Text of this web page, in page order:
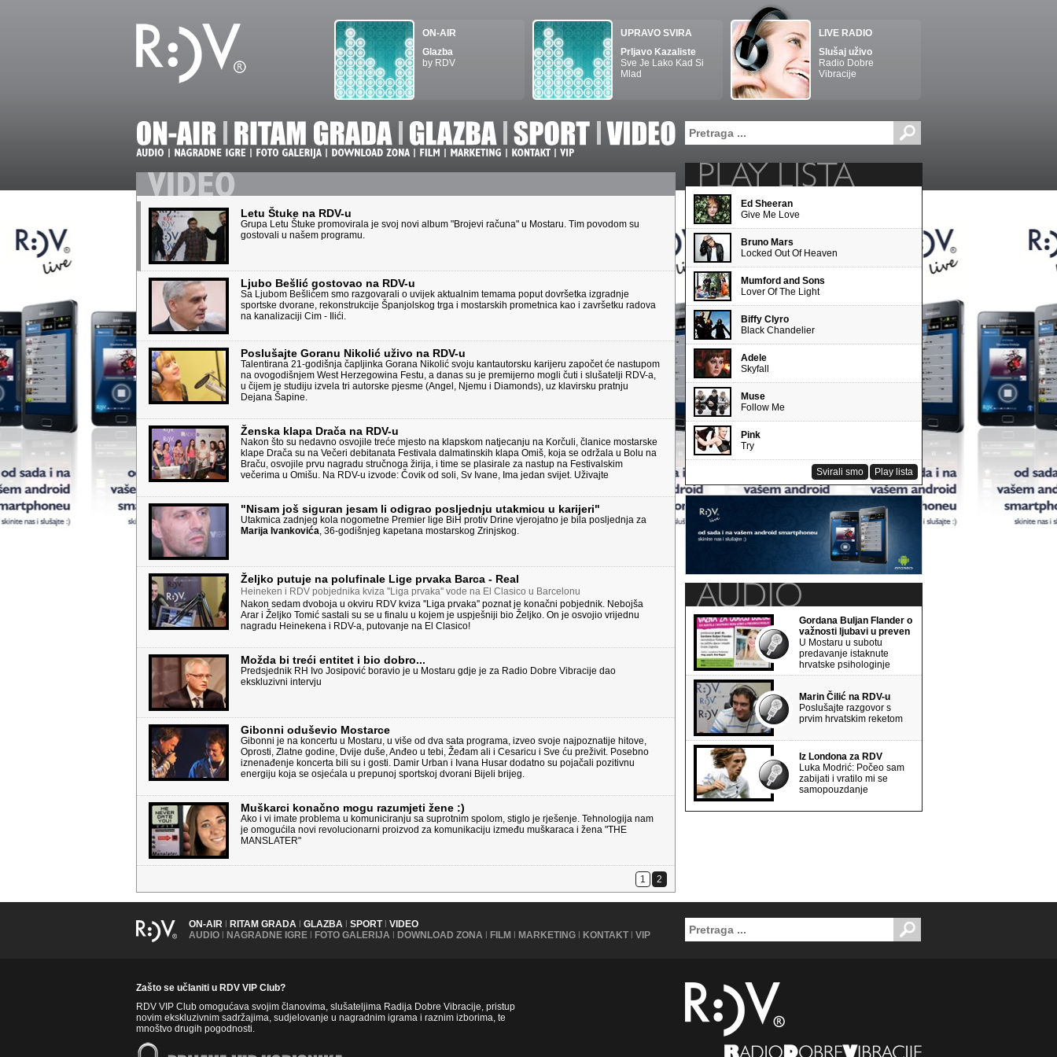
ON-AIR
Glazba
by RDV
UPRAVO SVIRA
Prljavo Kazaliste
Sve Je Lako Kad Si
Mlad
LIVE RADIO
Slušaj uživo
Radio Dobre
Vibracije
Letu Štuke na RDV-u
Grupa Letu Štuke promovirala je svoj novi album "Brojevi računa" u Mostaru. Tim povodom su
gostovali u našem programu.
Ljubo Bešlić gostovao na RDV-u
Sa Ljubom Bešlićem smo razgovarali o uvijek aktualnim temama poput dovršetka izgradnje
sportske dvorane, rekonstrukcije Španjolskog trga i mostarskih prometnica kao i završetku radova
na kanalizaciji Cim - Ilići.
Poslušajte Goranu Nikolić uživo na RDV-u
Talentirana 21-godišnja čapljinka Gorana Nikolić svoju kantautorsku karijeru započet će nastupom
na ovogodišnjem West Herzegowina Festu, a danas su je premijerno mogli čuti i slušatelji RDV-a,
u čijem je studiju izvela tri autorske pjesme (Angel, Njemu i Diamonds), uz klavirsku pratnju
Dejana Šapine.
Ženska klapa Drača na RDV-u
Nakon što su nedavno osvojile treće mjesto na klapskom natjecanju na Korčuli, članice mostarske
klape Drača su na Večeri debitanata Festivala dalmatinskih klapa Omiš, koja se održala u Bolu na
Braču, osvojile prvu nagradu stručnoga žirija, i time se plasirale za nastup na Festivalskim
večerima u Omišu. Na RDV-u izvode: Čovik od soli, Sv Ivane, Ima jedan svijet. Uživajte
"Nisam još siguran jesam li odigrao posljednju utakmicu u karijeri"
Utakmica zadnjeg kola nogometne Premier lige BiH protiv Drine vjerojatno je bila posljednja za
Marija Ivankovića, 36-godišnjeg kapetana mostarskog Zrinjskog.
Željko putuje na polufinale Lige prvaka Barca - Real
Heineken i RDV pobjednika kviza ''Liga prvaka'' vode na El Clasico u Barcelonu
Nakon sedam dvoboja u okviru RDV kviza ''Liga prvaka'' poznat je konačni pobjednik. Nebojša
Arar i Željko Tomić sastali su se u finalu u kojem je uspješniji bio Željko. On je osvojio vrijednu
nagradu Heinekena i RDV-a, putovanje na El Clasico!
Možda bi treći entitet i bio dobro...
Predsjednik RH Ivo Josipović boravio je u Mostaru gdje je za Radio Dobre Vibracije dao
ekskluzivni intervju
Gibonni oduševio Mostarce
Gibonni je na koncertu u Mostaru, u više od dva sata programa, izveo svoje najpoznatije hitove,
Oprosti, Zlatne godine, Dvije duše, Anđeo u tebi, Žeđam ali i Cesaricu i Sve ću preživit. Posebno
iznenađenje koncerta bili su i gosti. Damir Urban i Ivana Husar dodatno su pojačali pozitivnu
energiju koja se osjećala u prepunoj sportskoj dvorani Bijeli brijeg.
Muškarci konačno mogu razumjeti žene :)
Ako i vi imate problema u komuniciranju sa suprotnim spolom, stiglo je rješenje. Tehnologija nam
je omogućila novi revolucionarni proizvod za komunikaciju između muškaraca i žena "THE
MANSLATER"
2
1
Ed Sheeran
Give Me Love
Bruno Mars
Locked Out Of Heaven
Mumford and Sons
Lover Of The Light
Biffy Clyro
Black Chandelier
Adele
Skyfall
Muse
Follow Me
Pink
Try
Play lista
Svirali smo
Gordana Buljan Flander o
važnosti ljubavi u preven
U Mostaru u subotu
predavanje istaknute
hrvatske psihologinje
Marin Čilić na RDV-u
Poslušajte razgovor s
prvim hrvatskim reketom
Iz Londona za RDV
Luka Modrić: Počeo sam
zabijati i vratilo mi se
samopouzdanje
ON-AIR | RITAM GRADA | GLAZBA | SPORT | VIDEO
AUDIO | NAGRADNE IGRE | FOTO GALERIJA | DOWNLOAD ZONA | FILM | MARKETING | KONTAKT | VIP
Zašto se učlaniti u RDV VIP Club?
RDV VIP Club omogućava svojim članovima, slušateljima Radija Dobre Vibracije, pristup
novim ekskluzivnim sadržajima, sudjelovanje u nagradnim igrama i raznim izborima, te
mnoštvo drugih pogodnosti.